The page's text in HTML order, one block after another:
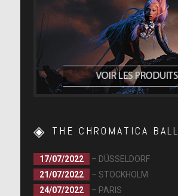
THE CHROMATICA BALL
17/07/2022
– DÜSSELDORF
21/07/2022
– STOCKHOLM
24/07/2022
– PARIS